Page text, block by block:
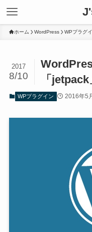
ホーム WordPress WPプラグ
「
2017
8/10
WPプラグイン 2016年5